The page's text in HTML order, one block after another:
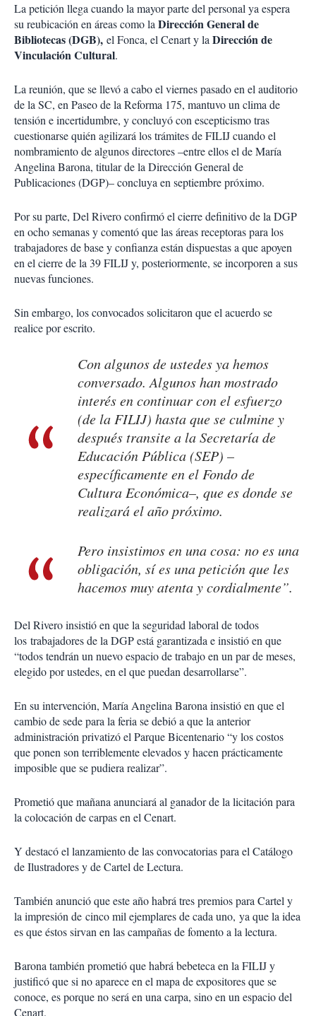
La petición llega cuando la mayor parte del personal ya espera
su reubicación en áreas como laDirección General de
Bibliotecas (DGB), el Fonca, el Cenart y laDirección de
Vinculación Cultural.
La reunión, que se llevó a cabo el viernes pasado en el auditorio
de la SC, en Paseo de la Reforma 175, mantuvo un clima de
tensión e incertidumbre, y concluyó con escepticismo tras
cuestionarse quién agilizará los trámites de FILIJ cuando el
nombramiento de algunos directores –entre ellos el de María
Angelina Barona, titular de la Dirección General de
Publicaciones (DGP)– concluya en septiembre próximo.
Por su parte, Del Rivero confirmó el cierre definitivo de la DGP
en ocho semanas y comentó que las áreas receptoras para los
trabajadores de base y confianza están dispuestas a que apoyen
en el cierre de la 39 FILIJ y, posteriormente, se incorporen a sus
nuevas funciones.
Sin embargo, los convocados solicitaron que el acuerdo se
realice por escrito.
Con algunos de ustedes ya hemos
conversado. Algunos han mostrado
interés en continuar con el esfuerzo
(de la FILIJ) hasta que se culmine y
después transite a la Secretaría de
Educación Pública (SEP) –
específicamente en el Fondo de
Cultura Económica–, que es donde se
realizará el año próximo.
Pero insistimos en una cosa: no es una
obligación, sí es una petición que les
hacemos muy atenta y cordialmente”.
Del Rivero insistió en que la seguridad laboral de todos
los trabajadores de la DGP está garantizada e insistió en que
“todos tendrán un nuevo espacio de trabajo en un par de meses,
elegido por ustedes, en el que puedan desarrollarse”.
En su intervención, María Angelina Barona insistió en que el
cambio de sede para la feria se debió a que la anterior
administración privatizó el Parque Bicentenario “y los costos
que ponen son terriblemente elevados y hacen prácticamente
imposible que se pudiera realizar”.
Prometió que mañana anunciará al ganador de la licitación para
la colocación de carpas en el Cenart.
Y destacó el lanzamiento de las convocatorias para el Catálogo
de Ilustradores y de Cartel de Lectura.
También anunció que este año habrá tres premios para Cartel y
la impresión de cinco mil ejemplares de cada uno, ya que la idea
es que éstos sirvan en las campañas de fomento a la lectura.
Barona también prometió que habrá bebeteca en la FILIJ y
justificó que si no aparece en el mapa de expositores que se
conoce, es porque no será en una carpa, sino en un espacio del
Cenart.